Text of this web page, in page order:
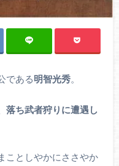
である明智光秀。
落ち武者狩りに遭遇し
ことしやかにささやか